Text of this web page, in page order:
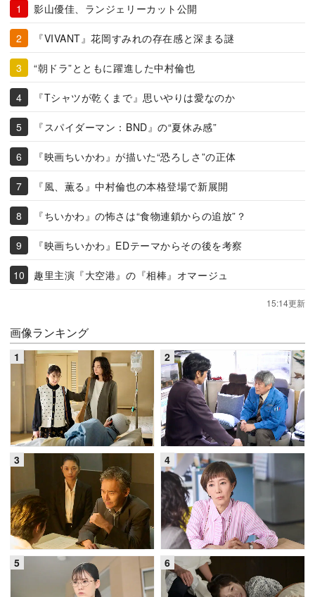
影山優佳、ランジェリーカット公開
『VIVANT』花岡すみれの存在感と深まる謎
“朝ドラ”とともに躍進した中村倫也
『Tシャツが乾くまで』思いやりは愛なのか
『スパイダーマン：BND』の“夏休み感”
『映画ちいかわ』が描いた“恐ろしさ”の正体
『風、薫る』中村倫也の本格登場で新展開
『ちいかわ』の怖さは“食物連鎖からの追放”？
『映画ちいかわ』EDテーマからその後を考察
趣里主演『大空港』の『相棒』オマージュ
15:14更新
画像ランキング